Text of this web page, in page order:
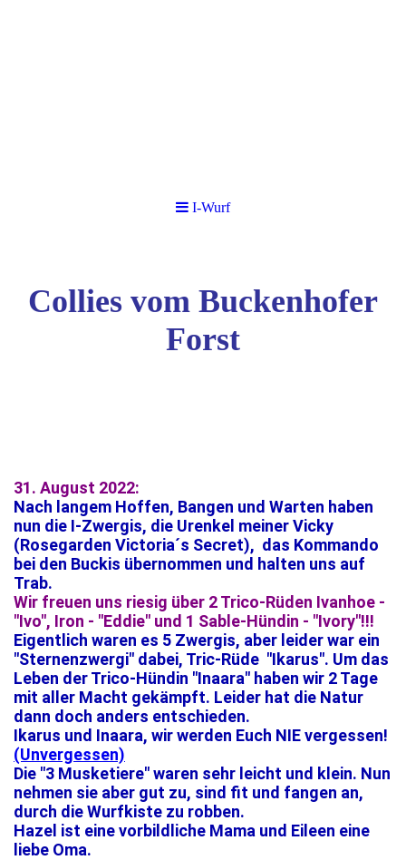
I-Wurf
Collies vom Buckenhofer
Forst
31. August 2022:
Nach langem Hoffen, Bangen und Warten haben
nun die I-Zwergis, die Urenkel meiner Vicky
(Rosegarden Victoria´s Secret), das Kommando
bei den Buckis übernommen und halten uns auf
Trab.
Wir freuen uns riesig über 2 Trico-Rüden Ivanhoe -
"Ivo", Iron - "Eddie" und 1 Sable-Hündin - "Ivory"!!!
Eigentlich waren es 5 Zwergis, aber leider war ein
"Sternenzwergi" dabei, Tric-Rüde "Ikarus". Um das
Leben der Trico-Hündin "Inaara" haben wir 2 Tage
mit aller Macht gekämpft. Leider hat die Natur
dann doch anders entschieden.
Ikarus und Inaara, wir werden Euch NIE vergessen!
(Unvergessen)
Die "3 Musketiere" waren sehr leicht und klein. Nun
nehmen sie aber gut zu, sind fit und fangen an,
durch die Wurfkiste zu robben.
Hazel ist eine vorbildliche Mama und Eileen eine
liebe Oma.